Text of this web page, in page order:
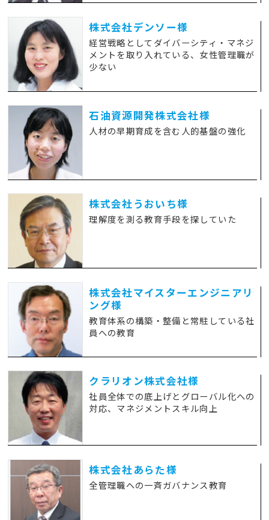
株式会社デンソー様
経営戦略としてダイバーシティ・マネジ
メントを取り入れている、女性管理職が
少ない
石油資源開発株式会社様
人材の早期育成を含む人的基盤の強化
株式会社うおいち様
理解度を測る教育手段を探していた
株式会社マイスターエンジニアリ
ング様
教育体系の構築・整備と常駐している社
員への教育
クラリオン株式会社様
社員全体での底上げとグローバル化への
対応、マネジメントスキル向上
株式会社あらた様
全管理職への一斉ガバナンス教育